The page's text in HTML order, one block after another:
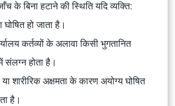
के बिना हटाने की स्थिति यदि व्यक्ति:
घोषित हो जाता है।
कर्तव्यों के अलावा किसी भुगतानित
संलग्न होता है।
शारीरिक अक्षमता के कारण अयोग्य घोषित
है।